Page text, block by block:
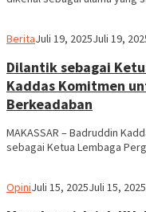
BeritaIlham
Juli 19, 2025Juli 19,
Dilantik sebagai
Kaddas Komitmen
Berkeadaban
MAKASSAR – Badruddin
sebagai Ketua Lembaga
OpiniIlham
Juli 15, 2025Juli 15, 2025